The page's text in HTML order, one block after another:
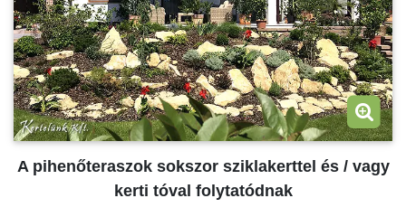
A pihenőteraszok sokszor sziklakerttel és / vagy
kerti tóval folytatódnak